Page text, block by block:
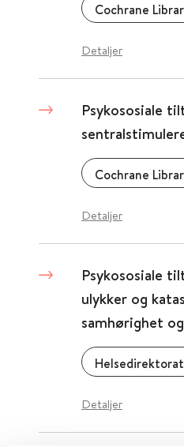
Cochrane
Detaljer
Psykososiale
Cochrane
Detaljer
Psykososiale
ulykker og
samhørighet
Detaljer